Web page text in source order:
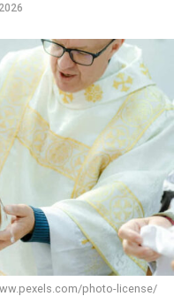
photo-license/